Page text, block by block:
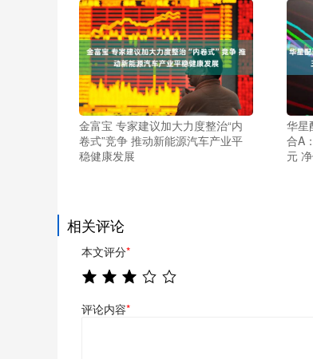
金富宝 专家建议加大力度整治“内
卷式”竞争 推动新能源汽车产业平
稳健康发展
华星
合A
元
相关评论
本文评分*
评论内容*